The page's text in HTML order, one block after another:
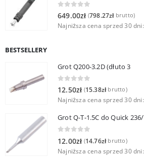
649.00zł (798.27złbrutto)
Najniższa cena sprzed 30 dni:
BESTSELLERY
Grot Q200-3.2D (dłuto 3
0out of 5
12.50zł (15.38złbrutto)
Najniższa cena sprzed 30 dni:
12.00zł (14.76złbrutto)
Najniższa cena sprzed 30 dni: